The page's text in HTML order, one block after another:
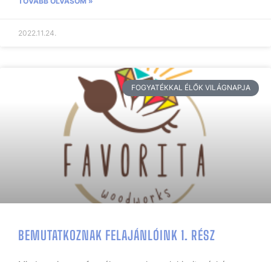
2022.11.24.
FOGYATÉKKAL ÉLŐK VILÁGNAPJA
BEMUTATKOZNAK FELAJÁNLÓINK 1. RÉSZ